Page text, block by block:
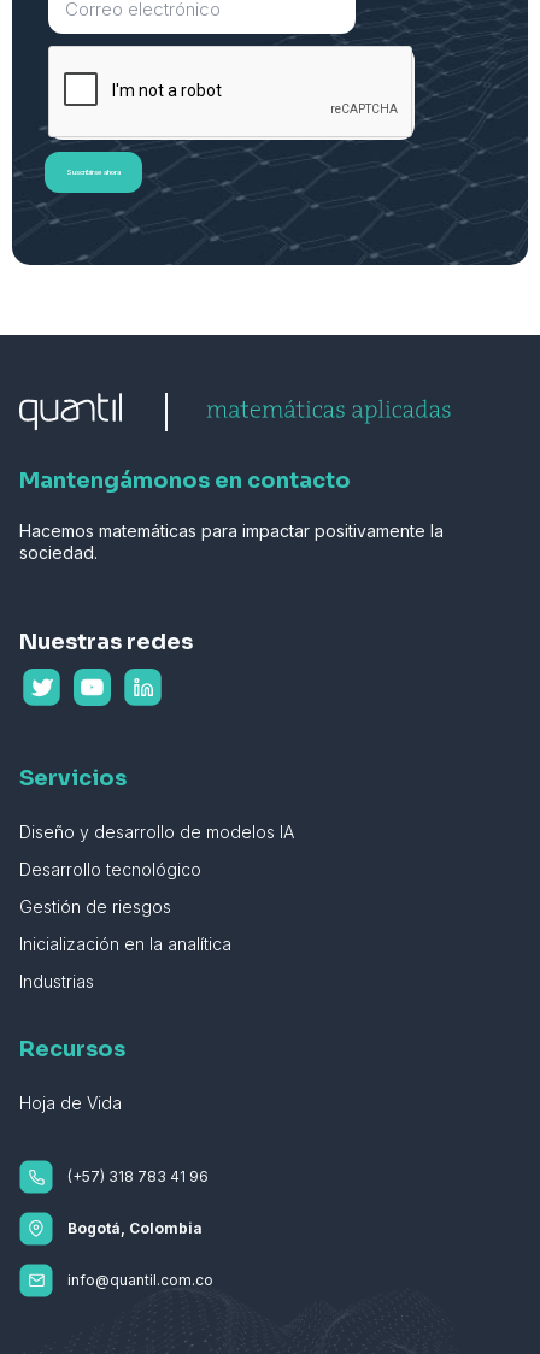
Suscribirse ahora
Mantengámonos en contacto
Hacemos matemáticas para impactar positivamente la
sociedad.
Nuestras redes
Servicios
Diseño y desarrollo de modelos IA
Desarrollo tecnológico
Gestión de riesgos
Inicialización en la analítica
Industrias
Recursos
Hoja de Vida
(+57) 318 783 41 96
Bogotá, Colombia
info@quantil.com.co